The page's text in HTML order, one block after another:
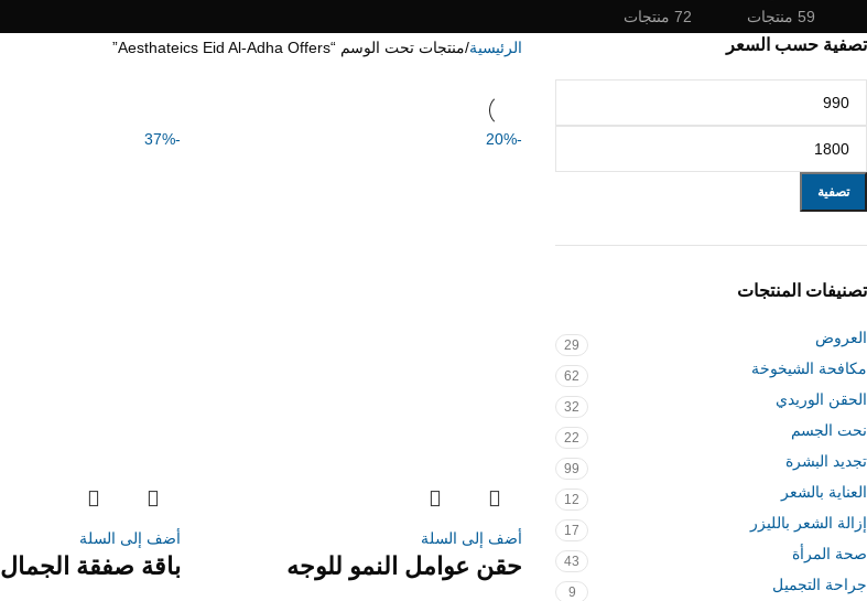
59 منتجات
72 منتجات
تصفية حسب السعر
تصفية
تصنيفات المنتجات
العروض 29
مكافحة الشيخوخة 62
الحقن الوريدي 32
نحت الجسم 22
تجديد البشرة 99
العناية بالشعر 12
إزالة الشعر بالليزر 17
صحة المرأة 43
جراحة التجميل 9
الرئيسية منتجات تحت الوسم “Aesthateics Eid Al-Adha Offers”
-20%
أضف إلى السلة
حقن عوامل النمو للوجه
-37%
أضف إلى السلة
باقة صفقة الجمال